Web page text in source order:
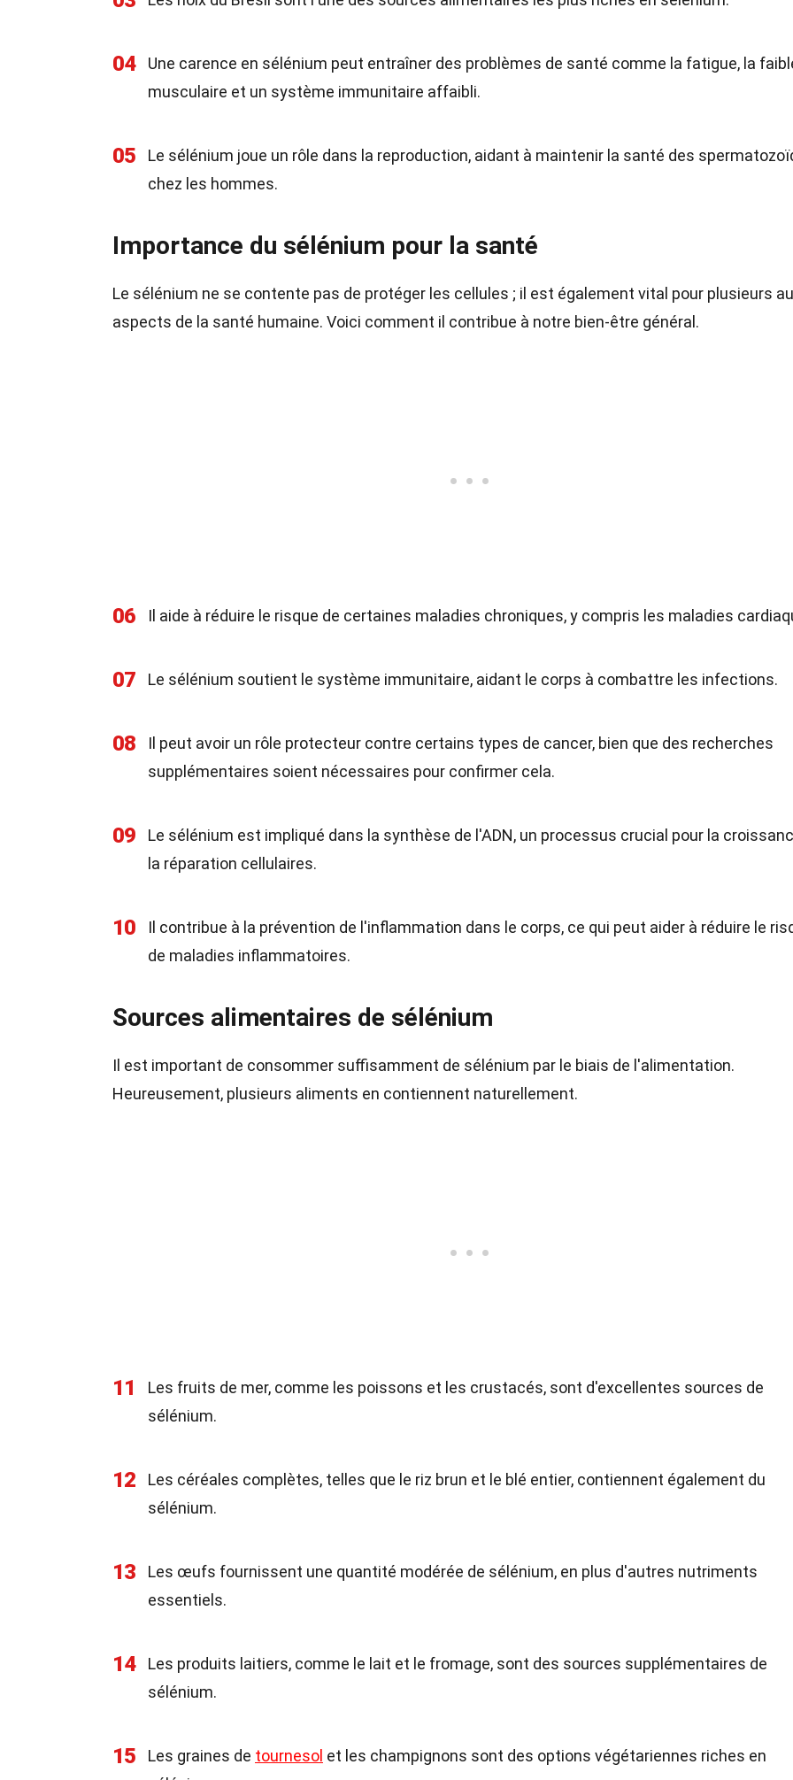
04
Une carence en sélénium peut entraîner des problèmes de santé comme la fatigue, la
musculaire et un système immunitaire affaibli.
05
Le sélénium joue un rôle dans la reproduction, aidant à maintenir la santé des
chez les hommes.
Importance du sélénium pour la santé
Le sélénium ne se contente pas de protéger les cellules ; il est également vital pour plusieurs
aspects de la santé humaine. Voici comment il contribue à notre bien-être général.
06 Il aide à réduire le risque de certaines maladies chroniques, y compris les maladies
07 Le sélénium soutient le système immunitaire, aidant le corps à combattre les infections.
08
Il peut avoir un rôle protecteur contre certains types de cancer, bien que des recherches
supplémentaires soient nécessaires pour confirmer cela.
09
Le sélénium est impliqué dans la synthèse de l'ADN, un processus crucial pour la
la réparation cellulaires.
10
Il contribue à la prévention de l'inflammation dans le corps, ce qui peut aider à réduire le
de maladies inflammatoires.
Sources alimentaires de sélénium
Il est important de consommer suffisamment de sélénium par le biais de l'alimentation.
Heureusement, plusieurs aliments en contiennent naturellement.
11
Les fruits de mer, comme les poissons et les crustacés, sont d'excellentes sources de
sélénium.
12
Les céréales complètes, telles que le riz brun et le blé entier, contiennent également du
sélénium.
13
Les œufs fournissent une quantité modérée de sélénium, en plus d'autres nutriments
essentiels.
14
Les produits laitiers, comme le lait et le fromage, sont des sources supplémentaires de
sélénium.
15 Les graines de tournesol et les champignons sont des options végétariennes riches en